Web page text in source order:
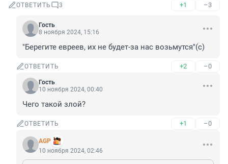
ОТВЕТИТЬ 3 +1 –3
Гость
8 ноября 2024, 15:16
"Берегите евреев, их не будет-за нас возьмутся"(с)
ОТВЕТИТЬ +2 –0
Гость
10 ноября 2024, 00:40
Чего такой злой?
ОТВЕТИТЬ +1 –0
AGP
10 ноября 2024, 02:46